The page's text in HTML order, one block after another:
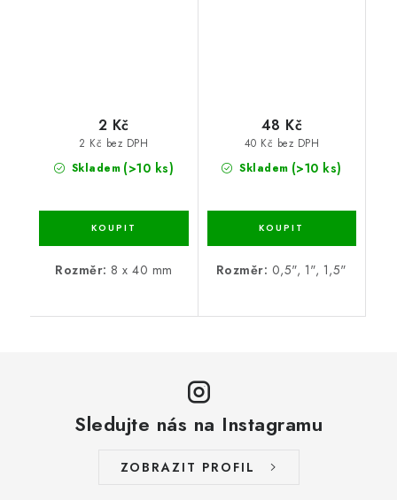
Skladem (>10 ks)
2 Kč bez DPH
2 Kč
Rozměr: 8 x 40 mm
Skladem (>10 ks)
40 Kč bez DPH
48 Kč
Rozměr: 0,5", 1", 1,5"
Sledujte nás na Instagramu
ZOBRAZIT PROFIL